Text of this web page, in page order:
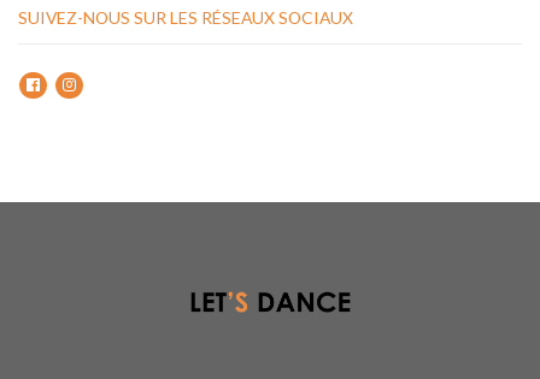
SUIVEZ-NOUS SUR LES RÉSEAUX SOCIAUX